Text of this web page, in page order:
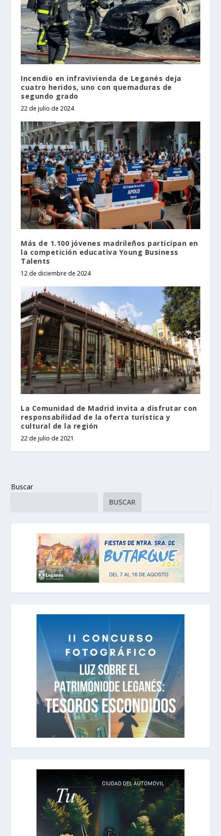
Incendio en infravivienda de Leganés deja
cuatro heridos, uno con quemaduras de
segundo grado
22 de julio de 2024
Más de 1.100 jóvenes madrileños participan en
la competición educativa Young Business
Talents
12 de diciembre de 2024
La Comunidad de Madrid invita a disfrutar con
responsabilidad de la oferta turística y
cultural de la región
22 de julio de 2021
Buscar
BUSCAR